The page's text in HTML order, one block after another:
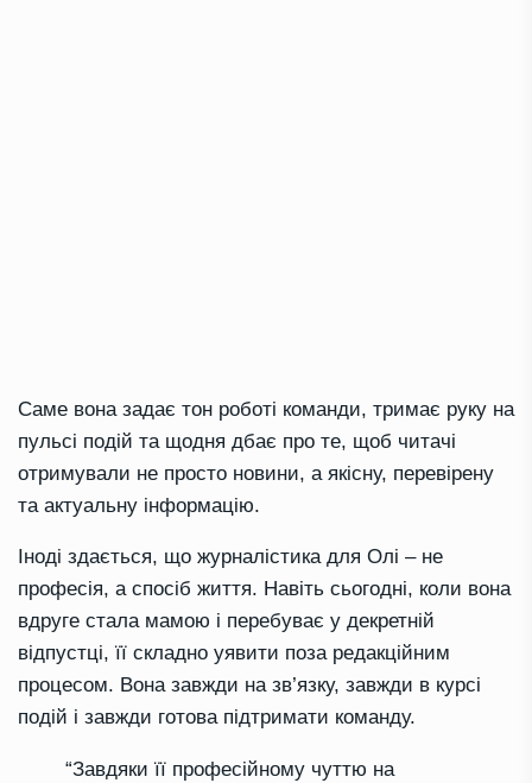
Саме вона задає тон роботі команди, тримає руку на
пульсі подій та щодня дбає про те, щоб читачі
отримували не просто новини, а якісну, перевірену
та актуальну інформацію.
Іноді здається, що журналістика для Олі – не
професія, а спосіб життя. Навіть сьогодні, коли вона
вдруге стала мамою і перебуває у декретній
відпустці, її складно уявити поза редакційним
процесом. Вона завжди на зв’язку, завжди в курсі
подій і завжди готова підтримати команду.
“Завдяки її професійному чуттю на